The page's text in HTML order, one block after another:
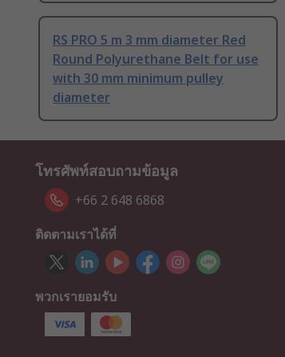
RS PRO 5 m 3 mm diameter Red
Round Polyurethane Belt for use
with 30 mm minimum pulley
diameter
โทรศัพท์สอบถามข้อมูล
+66 2 648 6868
ติดตามเราได้ที่
พวกเรายอมรับ